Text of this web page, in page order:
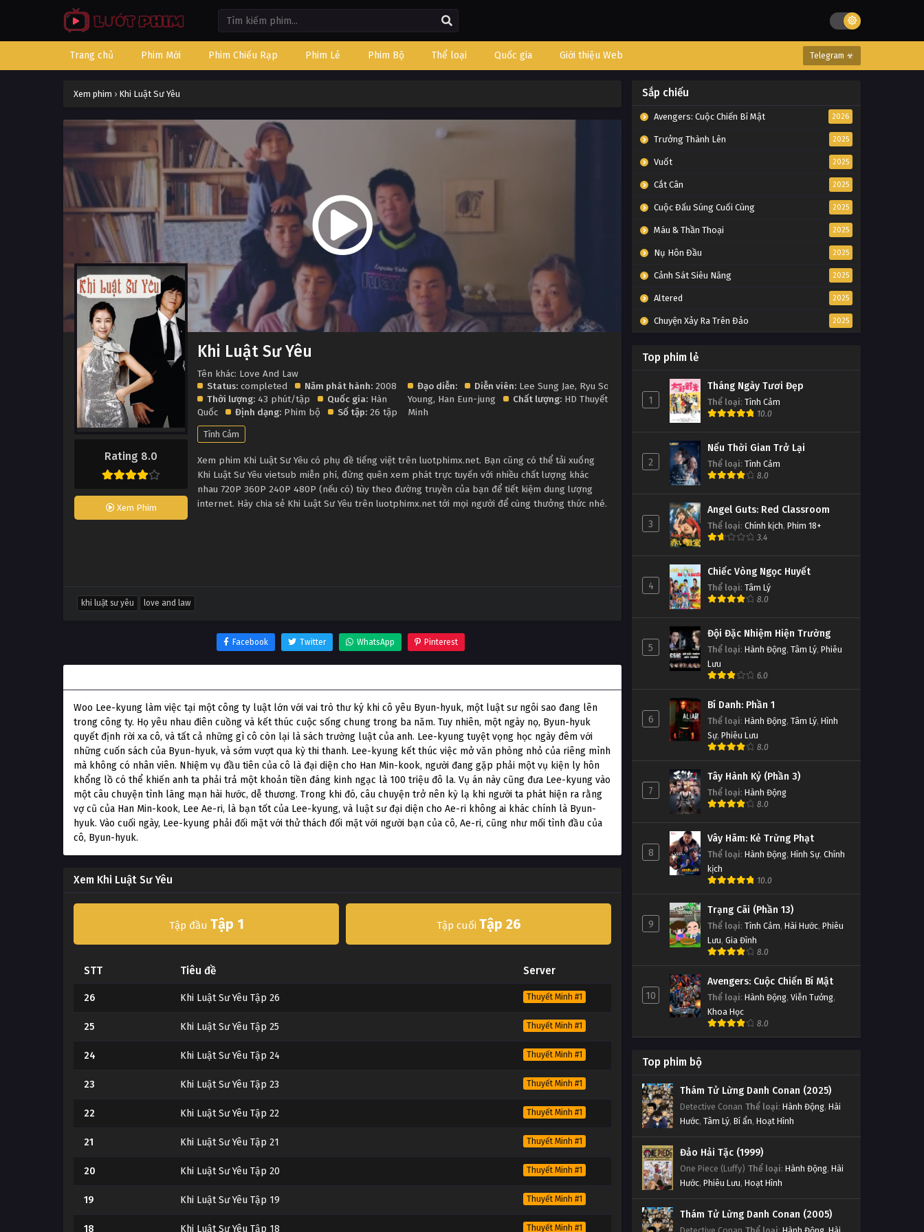
Trang chủ Phim Mới Phim Chiếu Rạp Phim Lẻ Phim Bộ Thể loại Quốc gia Giới thiệu Web Telegram ☣
Xem phim › Khi Luật Sư Yêu
Rating 8.0
Xem Phim
Khi Luật Sư Yêu
Tên khác: Love And Law
Status: completed Năm phát hành: 2008
Thời lượng: 43 phút/tập Quốc gia: Hàn
Quốc
Định dạng: Phim bộ Số tập: 26 tập
Đạo diễn: Diễn viên: Lee Sung Jae, Ryu Soo
Young, Han Eun-jung Chất lượng:HD Thuyết
Minh
Tình Cảm
Xem phim Khi Luật Sư Yêu có phụ đề tiếng việt trên luotphimx.net. Bạn cũng có thể tải xuống
Khi Luật Sư Yêu vietsub miễn phí, đừng quên xem phát trực tuyến với nhiều chất lượng khác
nhau 720P 360P 240P 480P (nếu có) tùy theo đường truyền của bạn để tiết kiệm dung lượng
internet. Hãy chia sẻ Khi Luật Sư Yêu trên luotphimx.net tới mọi người để cùng thưởng thức nhé.
khi luật sư yêu love and law
Facebook Twitter WhatsApp Pinterest
Woo Lee-kyung làm việc tại một công ty luật lớn với vai trò thư ký khi cô yêu Byun-hyuk, một luật sư ngôi sao đang lên
trong công ty. Họ yêu nhau điên cuồng và kết thúc cuộc sống chung trong ba năm. Tuy nhiên, một ngày nọ, Byun-hyuk
quyết định rời xa cô, và tất cả những gì cô còn lại là sách trường luật của anh. Lee-kyung tuyệt vọng học ngày đêm với
những cuốn sách của Byun-hyuk, và sớm vượt qua kỳ thi thanh. Lee-kyung kết thúc việc mở văn phòng nhỏ của riêng mình
mà không có nhân viên. Nhiệm vụ đầu tiên của cô là đại diện cho Han Min-kook, người đang gặp phải một vụ kiện ly hôn
khổng lồ có thể khiến anh ta phải trả một khoản tiền đáng kinh ngạc là 100 triệu đô la. Vụ án này cũng đưa Lee-kyung vào
một câu chuyện tình lãng mạn hài hước, dễ thương. Trong khi đó, câu chuyện trở nên kỳ lạ khi người ta phát hiện ra rằng
vợ cũ của Han Min-kook, Lee Ae-ri, là bạn tốt của Lee-kyung, và luật sư đại diện cho Ae-ri không ai khác chính là Byun-
hyuk. Vào cuối ngày, Lee-kyung phải đối mặt với thử thách đối mặt với người bạn của cô, Ae-ri, cũng như mối tình đầu của
cô, Byun-hyuk.
Xem Khi Luật Sư Yêu
Tập đầu Tập 1 Tập cuối Tập 26
STT Tiêu đề Server
26 Khi Luật Sư Yêu Tập 26 Thuyết Minh #1
25 Khi Luật Sư Yêu Tập 25 Thuyết Minh #1
24 Khi Luật Sư Yêu Tập 24 Thuyết Minh #1
23 Khi Luật Sư Yêu Tập 23 Thuyết Minh #1
22 Khi Luật Sư Yêu Tập 22 Thuyết Minh #1
21 Khi Luật Sư Yêu Tập 21 Thuyết Minh #1
20 Khi Luật Sư Yêu Tập 20 Thuyết Minh #1
19 Khi Luật Sư Yêu Tập 19 Thuyết Minh #1
18 Khi Luật Sư Yêu Tập 18 Thuyết Minh #1
Sắp chiếu
Avengers: Cuộc Chiến Bí Mật 2026
Trưởng Thành Lên 2025
Vuốt 2025
Cắt Cân 2025
Cuộc Đấu Súng Cuối Cùng 2025
Máu & Thần Thoại 2025
Nụ Hôn Đầu 2025
Cảnh Sát Siêu Năng 2025
Altered 2025
Chuyện Xảy Ra Trên Đảo 2025
Top phim lẻ
1
Tháng Ngày Tươi Đẹp
Thể loại: Tình Cảm
10.0
2
Nếu Thời Gian Trở Lại
Thể loại: Tình Cảm
8.0
3
Angel Guts: Red Classroom
Thể loại: Chính kịch, Phim 18+
3.4
4
Chiếc Vòng Ngọc Huyết
Thể loại: Tâm Lý
8.0
5
Đội Đặc Nhiệm Hiện Trường
Thể loại: Hành Động, Tâm Lý, Phiêu
Lưu
6.0
6
Bí Danh: Phần 1
Thể loại: Hành Động, Tâm Lý, Hình
Sự, Phiêu Lưu
8.0
7
Tây Hành Kỷ (Phần 3)
Thể loại: Hành Động
8.0
8
Vây Hãm: Kẻ Trừng Phạt
Thể loại: Hành Động, Hình Sự, Chính
kịch
10.0
9
Trạng Cãi (Phần 13)
Thể loại: Tình Cảm, Hài Hước, Phiêu
Lưu, Gia Đình
8.0
10
Avengers: Cuộc Chiến Bí Mật
Thể loại: Hành Động, Viễn Tưởng,
Khoa Học
8.0
Top phim bộ
Thám Tử Lừng Danh Conan (2025)
Detective Conan Thể loại: Hành Động, Hài
Hước, Tâm Lý, Bí ẩn, Hoạt Hình
Đảo Hải Tặc (1999)
One Piece (Luffy) Thể loại: Hành Động, Hài
Hước, Phiêu Lưu, Hoạt Hình
Thám Tử Lừng Danh Conan (2005)